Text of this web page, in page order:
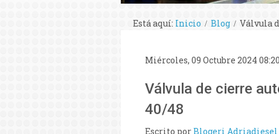
Está aquí: Inicio Blog Válvula
Miércoles, 09 Octubre 2024 08:20
Válvula de cierre
40/48
Escrito porBlogeri Adriadiesel